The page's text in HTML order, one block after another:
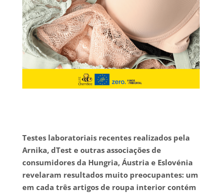
Testes laboratoriais recentes realizados pela
Arnika, dTest e outras associações de
consumidores da Hungria, Áustria e Eslovénia
revelaram resultados muito preocupantes: um
em cada três artigos de roupa interior contém